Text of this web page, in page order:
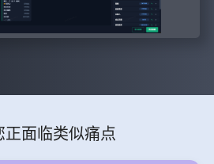
正面临类似痛点